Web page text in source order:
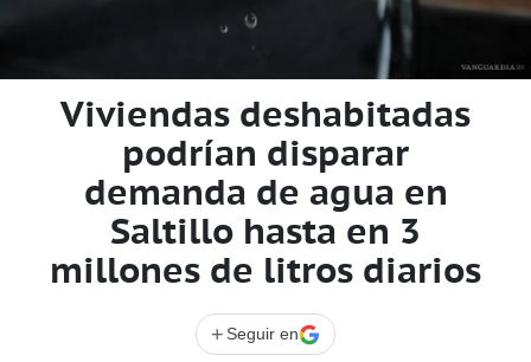
Viviendas deshabitadas
podrían disparar
demanda de agua en
Saltillo hasta en 3
millones de litros diarios
+ Seguir en